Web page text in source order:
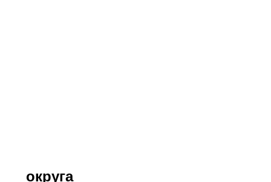
округа